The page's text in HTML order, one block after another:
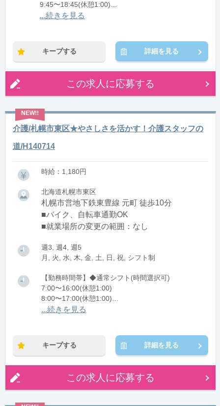
9:45〜18:45(休憩1:00)
11:45〜20:15(休憩1:00)
...続きを見る
キープする 詳細を見る
この求人に応募する
介護/札幌市東区★やさしさを活かす！介護スタッフの
道/H140714
時給：1,180円
北海道札幌市東区
札幌市営地下鉄東豊線 元町 徒歩10分
■バイク、自転車通勤OK
■就業場所の変更の範囲：なし
週3, 週4, 週5
月, 火, 水, 木, 金, 土, 日, 祝, シフト制
【勤務時間帯】◆通常シフト(時間選択可)
7:00〜16:00(休憩1:00)
8:00〜17:00(休憩1:00)
12:00〜21:00(休憩1:00)
...続きを見る
キープする 詳細を見る
この求人に応募する